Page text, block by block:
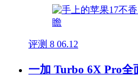
评测 8 06.12
一加 Turbo 6X Pro全